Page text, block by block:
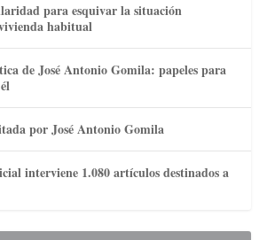
para esquivar la situación
habitual
de José Antonio Gomila: papeles para
por José Antonio Gomila
interviene 1.080 artículos destinados a